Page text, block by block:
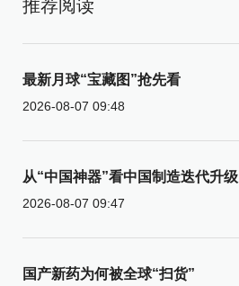
推荐阅读
最新月球“宝藏图”抢先看
2026-08-07 09:48
从“中国神器”看中国制造迭代升级
2026-08-07 09:47
国产新药为何被全球“扫货”